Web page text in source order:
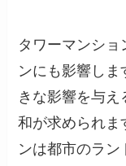
タワーマンショ
ンにも影響し
きな影響を与え
和が求められま
ンは都市のラ